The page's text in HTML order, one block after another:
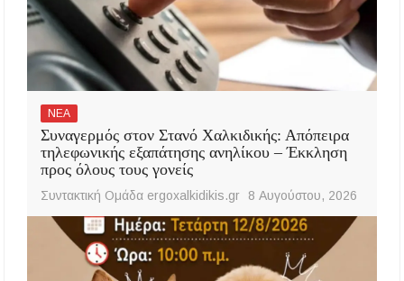
ΝΕΑ
Συναγερμός στον Στανό Χαλκιδικής: Απόπειρα
τηλεφωνικής εξαπάτησης ανηλίκου – Έκκληση
προς όλους τους γονείς
Συντακτική Ομάδα ergoxalkidikis.gr 8 Αυγούστου, 2026